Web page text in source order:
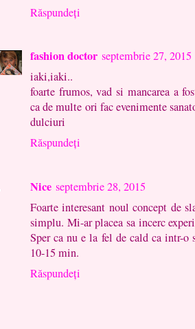
Răspundeți
fashion doctor septembrie 27, 2015
iaki,iaki..
foarte frumos, vad si mancarea a
ca de multe ori fac evenimente
dulciuri
Răspundeți
Nice septembrie 28, 2015
Foarte interesant noul concept de
simplu. Mi-ar placea sa incerc
Sper ca nu e la fel de cald ca intr-o
10-15 min.
Răspundeți